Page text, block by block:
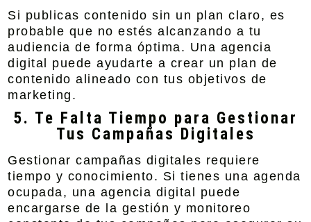
Si publicas contenido sin un plan claro, es
probable que no estés alcanzando a tu
audiencia de forma óptima. Una agencia
digital
puede ayudarte a crear un plan de
contenido alineado con tus objetivos de
marketing.
5. Te Falta Tiempo para Gestionar
Tus Campañas Digitales
Gestionar campañas digitales requiere
tiempo y conocimiento. Si tienes una agenda
ocupada, una agencia digital puede
encargarse de la gestión y monitoreo